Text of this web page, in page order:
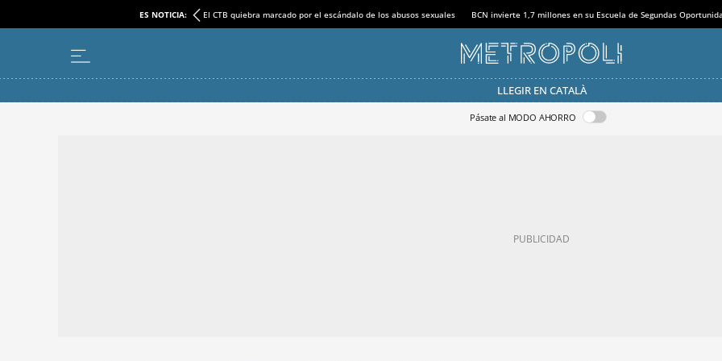
ES NOTICIA: El CTB quiebra marcado por el escándalo de los abusos sexuales BCN invierte 1,7 millones en su Escuela de Segundas
LLEGIR EN CATALÀ
Pásate al MODO AHORRO